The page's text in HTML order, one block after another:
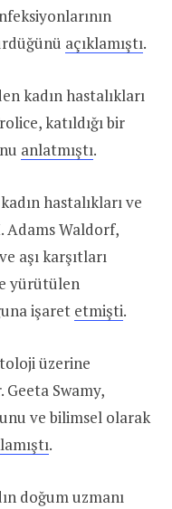
açıklamıştı.
kadın hastalıkları
katıldığı bir
anlatmıştı.
hastalıkları ve
Adams Waldorf,
aşı karşıtları
yürütülen
işaret etmişti.
üzerine
Swamy,
ve bilimsel olarak
.
doğum uzmanı